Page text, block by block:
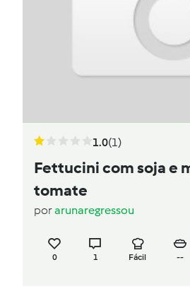
1.0(1)
Fettucini com soja e
tomate
porarunaregressou
0 1 Fácil --